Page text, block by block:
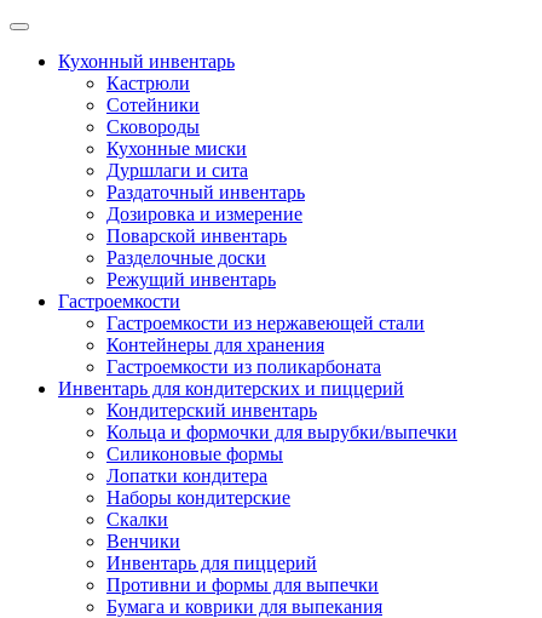
Skip
contentКухонный инвентарь
Кастрюли
Сотейники
Сковороды
Кухонные миски
Дуршлаги и сита
Раздаточный инвентарь
Дозировка и измерение
Поварской инвентарь
Разделочные доски
Режущий инвентарь
Гастроемкости
Гастроемкости из нержавеющей стали
Контейнеры для хранения
Гастроемкости из поликарбоната
Инвентарь для кондитерских и пиццерий
Кондитерский инвентарь
Кольца и формочки для вырубки/выпечки
Силиконовые формы
Лопатки кондитера
Наборы кондитерские
Скалки
Венчики
Инвентарь для пиццерий
Противни и формы для выпечки
Бумага и коврики для выпекания